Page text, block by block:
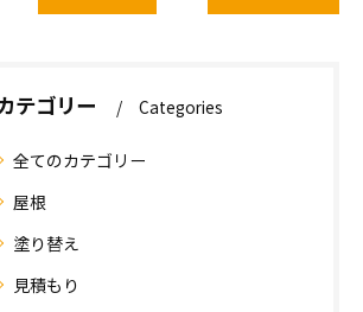
テゴリー Categories
全てのカテゴリー
屋根
塗り替え
見積もり